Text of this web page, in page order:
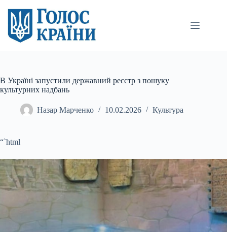
вмісту
В Україні запустили державний реєстр з пошуку
культурних надбань
Назар Марченко 10.02.2026 Культура
“`html